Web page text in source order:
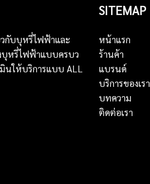
วกับบุหรี่ไฟฟ้าและ
บุหรี่ไฟฟ้าแบบครบว
นให้บริการแบบ ALL
SITEMAP
หน้าแรก
ร้านค้า
แบรนด์
บริการของเรา
บทความ
ติดต่อเรา